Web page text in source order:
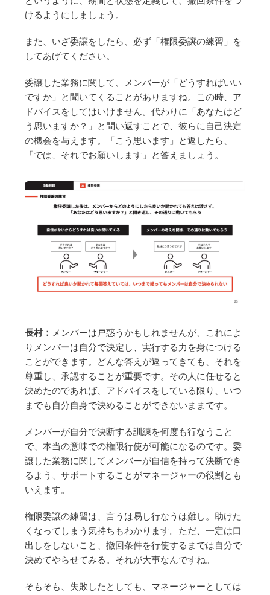
けるようにしましょう。
また、いざ委譲をしたら、必ず「権限委譲の練習」を
してあげてください。
委譲した業務に関して、メンバーが「どうすればいい
ですか」と聞いてくることがありますね。この時、ア
ドバイスをしてはいけません。代わりに「あなたはど
う思いますか？」と問い返すことで、彼らに自己決定
の機会を与えます。「こう思います」と返したら、
「では、それでお願いします」と答えましょう。
長村： メンバーは戸惑うかもしれませんが、これによ
りメンバーは自分で決定し、実行する力を身につける
ことができます。どんな答えが返ってきても、それを
尊重し、承認することが重要です。その人に任せると
決めたのであれば、アドバイスをしている限り、いつ
までも自分自身で決めることができないままです。
メンバーが自分で決断する訓練を何度も行なうこと
で、本当の意味での権限行使が可能になるのです。委
譲した業務に関してメンバーが自信を持って決断でき
るよう、サポートすることがマネージャーの役割とも
いえます。
権限委譲の練習は、言うは易し行なうは難し。助けた
くなってしまう気持ちもわかります。ただ、一定は口
出しをしないこと、撤回条件を行使するまでは自分で
決めてやらせてみる。それが大事なんですね。
そもそも、失敗したとしても、マネージャーとしては